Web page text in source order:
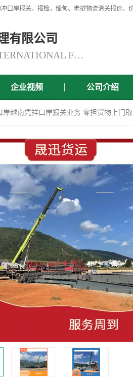
有限公司
YUNNAN SINCERITY INTERNATIONAL FREIGHT FOR WARDING CO.,LTD
企业视频 公司介绍
岸越南凭祥口岸报关业务 零担货物上门